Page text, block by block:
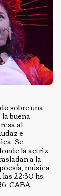
sobre una
buena
al
e
Se
la actriz
a la
música
22:30 hs,
CABA.